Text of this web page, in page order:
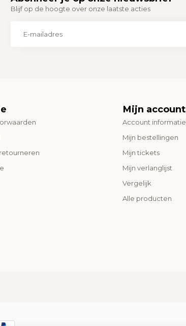
Blijf op de hoogte over onze laatste acties
Mijn account
Account informatie
Mijn bestellingen
Mijn tickets
Mijn verlanglijst
Vergelijk
Alle producten